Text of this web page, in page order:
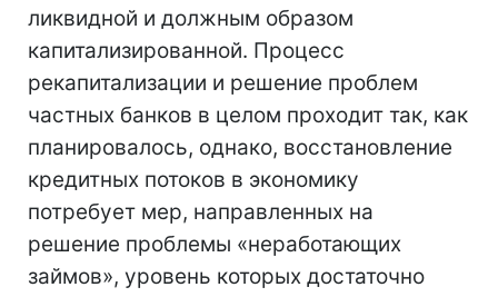
ликвидной и должным образом
капитализированной. Процесс
рекапитализации и решение проблем
частных банков в целом проходит так, как
планировалось, однако, восстановление
кредитных потоков в экономику
потребует мер, направленных на
решение проблемы «неработающих
займов», уровень которых достаточно